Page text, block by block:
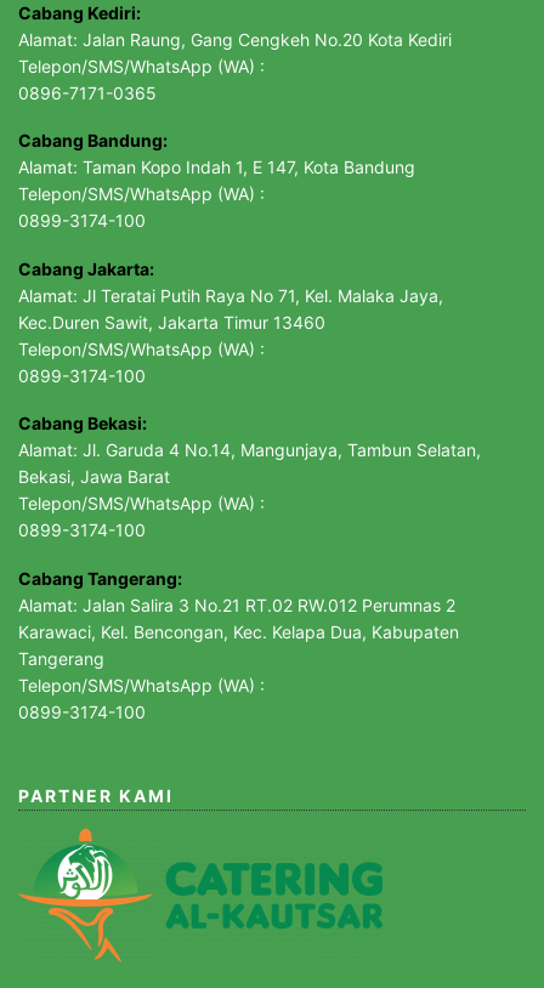
Cabang Kediri:
Alamat: Jalan Raung, Gang Cengkeh No.20 Kota Kediri
Telepon/SMS/WhatsApp (WA) :
0896-7171-0365
Cabang Bandung:
Alamat: Taman Kopo Indah 1, E 147, Kota Bandung
Telepon/SMS/WhatsApp (WA) :
0899-3174-100
Cabang Jakarta:
Alamat: Jl Teratai Putih Raya No 71, Kel. Malaka Jaya,
Kec.Duren Sawit, Jakarta Timur 13460
Telepon/SMS/WhatsApp (WA) :
0899-3174-100
Cabang Bekasi:
Alamat: Jl. Garuda 4 No.14, Mangunjaya, Tambun Selatan,
Bekasi, Jawa Barat
Telepon/SMS/WhatsApp (WA) :
0899-3174-100
Cabang Tangerang:
Alamat: Jalan Salira 3 No.21 RT.02 RW.012 Perumnas 2
Karawaci, Kel. Bencongan, Kec. Kelapa Dua, Kabupaten
Tangerang
Telepon/SMS/WhatsApp (WA) :
0899-3174-100
PARTNER KAMI